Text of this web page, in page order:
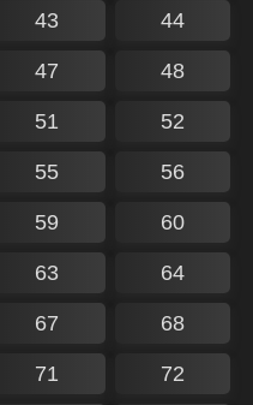
43 44
47 48
51 52
55 56
59 60
63 64
67 68
71 72